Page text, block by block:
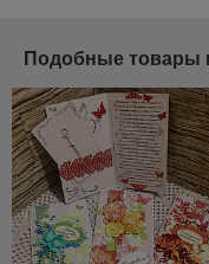
Подобные товары